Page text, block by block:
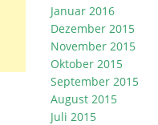
Januar 2016
Dezember 2015
November 2015
Oktober 2015
September 2015
August 2015
Juli 2015